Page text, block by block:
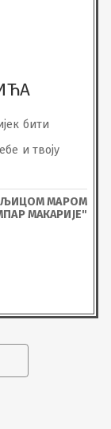
бити
и твоју
МАРОМ
МАКАРИЈЕ"